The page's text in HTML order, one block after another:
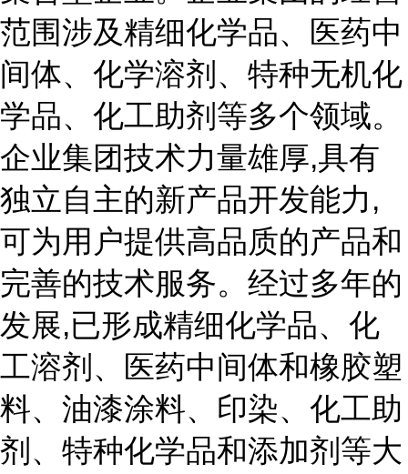
范围涉及精细化学品、医药中
间体、化学溶剂、特种无机化
学品、化工助剂等多个领域。
企业集团技术力量雄厚,具有
独立自主的新产品开发能力,
可为用户提供高品质的产品和
完善的技术服务。经过多年的
发展,已形成精细化学品、化
工溶剂、医药中间体和橡胶塑
料、油漆涂料、印染、化工助
剂、特种化学品和添加剂等大